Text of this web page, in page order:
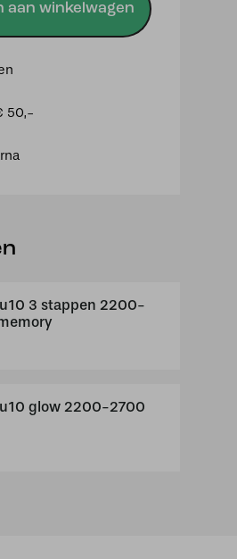
aan winkelwagen
50,-
3 stappen 2200-
glow 2200-2700